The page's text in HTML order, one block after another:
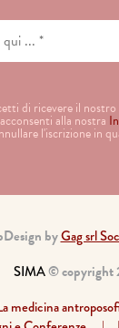
di ricevere il
alla nostra
l'iscrizione in
byGag srl
SIMA© copyright
medicina